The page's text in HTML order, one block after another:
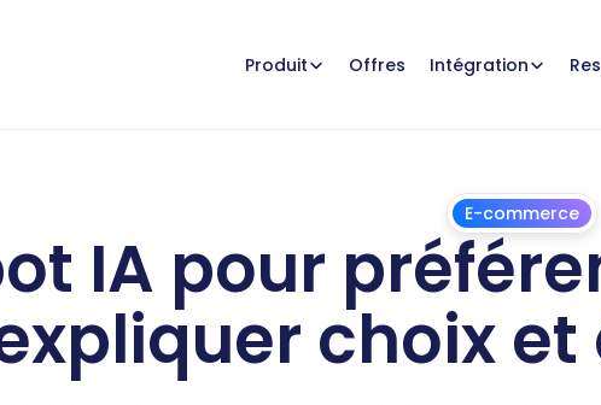
Produit Offres Intégration
E-commerce
IA pour
choix